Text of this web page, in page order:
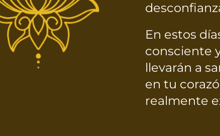
En estos
consciente
llevarán a
en tu
realmente